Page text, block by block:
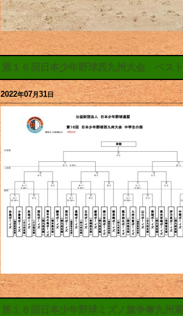
第１６回日本少年野球西九州大会 ベス
2022年07月31日
第１８回日本少年野球ミズノ旗争奪九州